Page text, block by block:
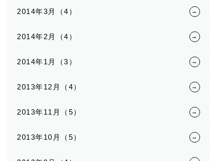
2014年3月（4）
2014年2月（4）
2014年1月（3）
2013年12月（4）
2013年11月（5）
2013年10月（5）